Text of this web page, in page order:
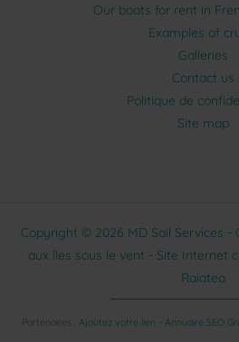
Our boats for rent in
Examples of
Galleries
Contact us
Politique de
Site map
Copyright © 2026 MD Sail Services -
aux îles sous le vent - Site Internet
Raiatea
Partenaires : Ajoutez votre lien Annuaire SEO